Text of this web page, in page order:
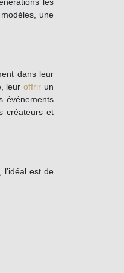
les
une
dans leur
leuroffrir un
événements
créateurs et
est de